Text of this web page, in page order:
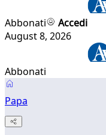
Abbonati
Accedi
August 8, 2026
Abbonati
Papa